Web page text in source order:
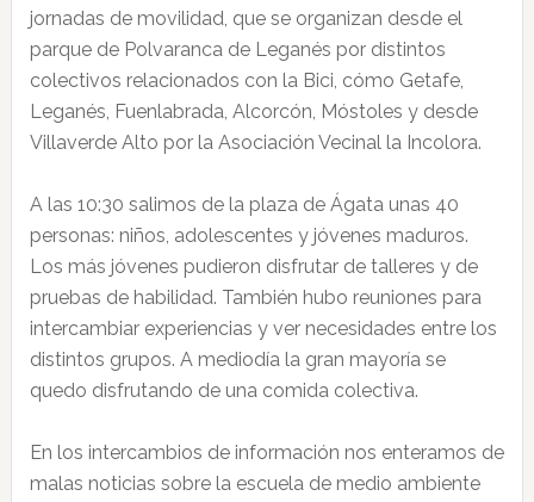
jornadas de movilidad, que se organizan desde el
parque de Polvaranca de Leganés por distintos
colectivos relacionados con la Bici, cómo Getafe,
Leganés, Fuenlabrada, Alcorcón, Móstoles y desde
Villaverde Alto por la Asociación Vecinal la Incolora.
A las 10:30 salimos de la plaza de Ágata unas 40
personas: niños, adolescentes y jóvenes maduros.
Los más jóvenes pudieron disfrutar de talleres y de
pruebas de habilidad. También hubo reuniones para
intercambiar experiencias y ver necesidades entre los
distintos grupos. A mediodía la gran mayoría se
quedo disfrutando de una comida colectiva.
En los intercambios de información nos enteramos de
malas noticias sobre la escuela de medio ambiente